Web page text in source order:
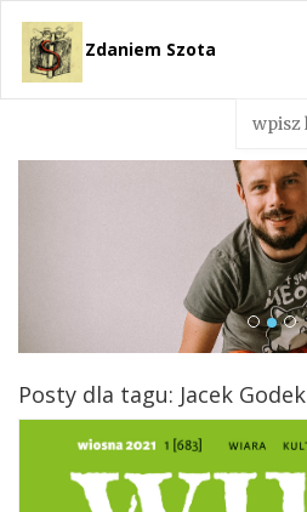
Zdaniem Szota
Posty dla tagu: Jacek Godek